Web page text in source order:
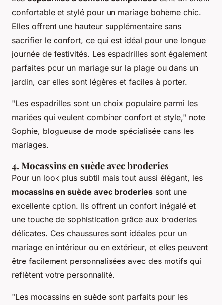
confortable et stylé pour un mariage bohème chic.
Elles offrent une hauteur supplémentaire sans
sacrifier le confort, ce qui est idéal pour une longue
journée de festivités. Les espadrilles sont également
parfaites pour un mariage sur la plage ou dans un
jardin, car elles sont légères et faciles à porter.
"Les espadrilles sont un choix populaire parmi les
mariées qui veulent combiner confort et style," note
Sophie, blogueuse de mode spécialisée dans les
mariages.
4. Mocassins en suède avec broderies
Pour un look plus subtil mais tout aussi élégant, les
mocassins en suède avec broderies sont une
excellente option. Ils offrent un confort inégalé et
une touche de sophistication grâce aux broderies
délicates. Ces chaussures sont idéales pour un
mariage en intérieur ou en extérieur, et elles peuvent
être facilement personnalisées avec des motifs qui
reflètent votre personnalité.
"Les mocassins en suède sont parfaits pour les